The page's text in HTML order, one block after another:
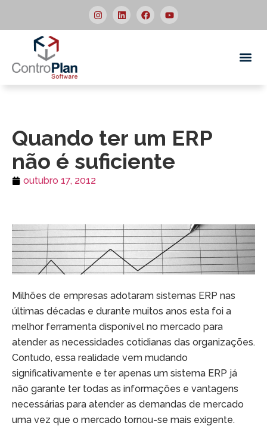
Quando ter um ERP
não é suficiente
outubro 17, 2012
Milhões de empresas adotaram sistemas ERP nas
últimas décadas e durante muitos anos esta foi a
melhor ferramenta disponível no mercado para
atender as necessidades cotidianas das organizações.
Contudo, essa realidade vem mudando
significativamente e ter apenas um sistema ERP já
não garante ter todas as informações e vantagens
necessárias para atender as demandas de mercado
uma vez que o mercado tornou-se mais exigente.